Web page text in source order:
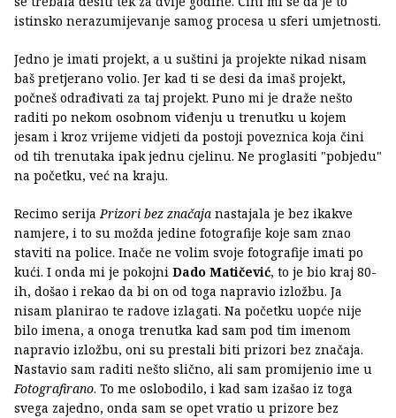
istinsko nerazumijevanje samog procesa u sferi umjetnosti.
Jedno je imati projekt, a u suštini ja projekte nikad nisam
baš pretjerano volio. Jer kad ti se desi da imaš projekt,
počneš odrađivati za taj projekt. Puno mi je draže nešto
raditi po nekom osobnom viđenju u trenutku u kojem
jesam i kroz vrijeme vidjeti da postoji poveznica koja čini
od tih trenutaka ipak jednu cjelinu. Ne proglasiti "pobjedu"
na početku, već na kraju.
Recimo serijaPrizori bez značaja nastajala je bez ikakve
namjere, i to su možda jedine fotografije koje sam znao
staviti na police. Inače ne volim svoje fotografije imati po
kući. I onda mi je pokojni Dado Matičević, to je bio kraj 80-
ih, došao i rekao da bi on od toga napravio izložbu. Ja
nisam planirao te radove izlagati. Na početku uopće nije
bilo imena, a onoga trenutka kad sam pod tim imenom
napravio izložbu, oni su prestali biti prizori bez značaja.
Nastavio sam raditi nešto slično, ali sam promijenio ime u
Fotografirano. To me oslobodilo, i kad sam izašao iz toga
svega zajedno, onda sam se opet vratio u prizore bez